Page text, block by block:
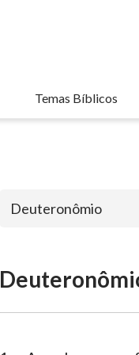
Temas Bíblicos
Deuteronômio
Antigo